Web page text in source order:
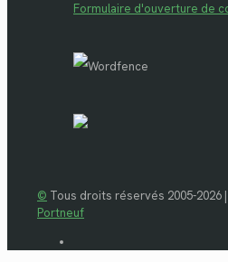
Formulaire d'ouverture de
© Tous droits réservés 2005-2026 |
Portneuf